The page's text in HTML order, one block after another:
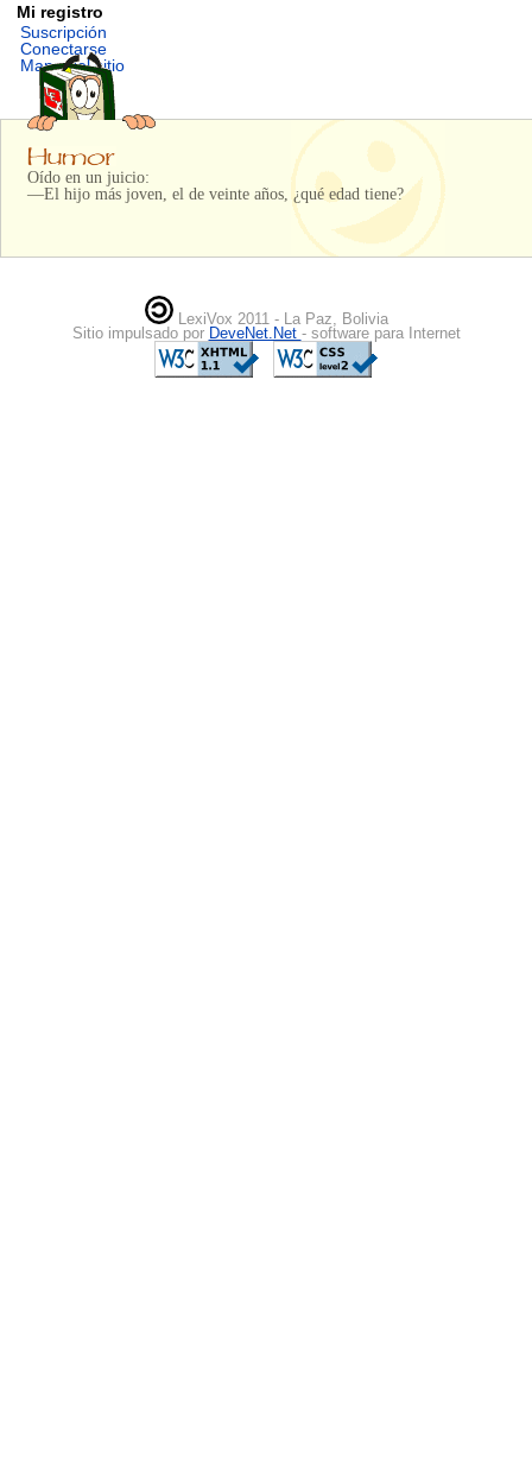
Mi registro
Suscripción
Conectarse
Mapa del sitio
Oído en un juicio:
—El hijo más joven, el de veinte años, ¿qué edad tiene?
LexiVox 2011 - La Paz, Bolivia
Sitio impulsado por DeveNet.Net - software para Internet